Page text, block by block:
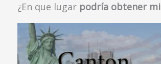
¿En que lugar podría obtener